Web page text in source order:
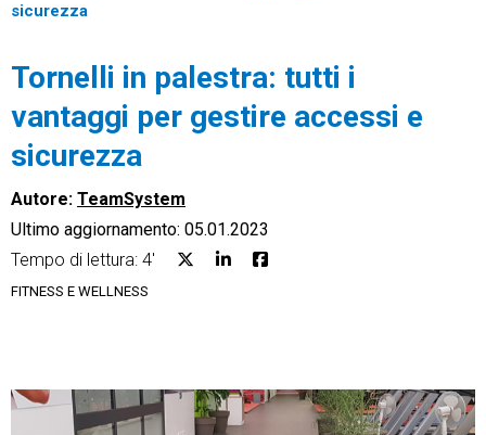
Ecommerce
Financial Solutions
sicurezza
Tornelli in palestra: tutti i
vantaggi per gestire accessi e
sicurezza
Autore: TeamSystem
Ultimo aggiornamento: 05.01.2023
Tempo di lettura: 4'
FITNESS E WELLNESS